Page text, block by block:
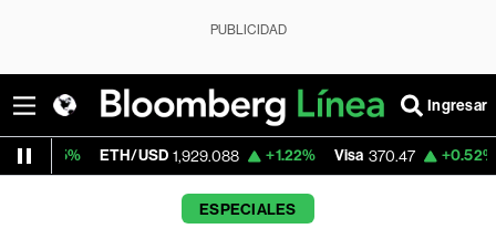
PUBLICIDAD
Ingresar
ETH/USD 1,929.088 +1.22% Visa 370.47 +0.52%
ESPECIALES